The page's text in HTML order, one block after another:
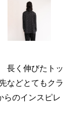
長く伸びたトッ
などとてもクラ
らのインスピレ